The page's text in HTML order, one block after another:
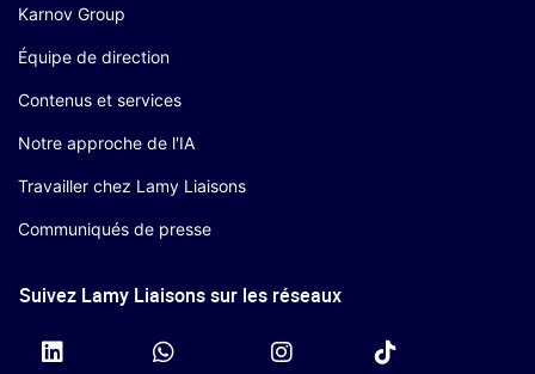
Karnov Group
Équipe de direction
Contenus et services
Notre approche de l'IA
Travailler chez Lamy Liaisons
Communiqués de presse
Suivez Lamy Liaisons sur les réseaux